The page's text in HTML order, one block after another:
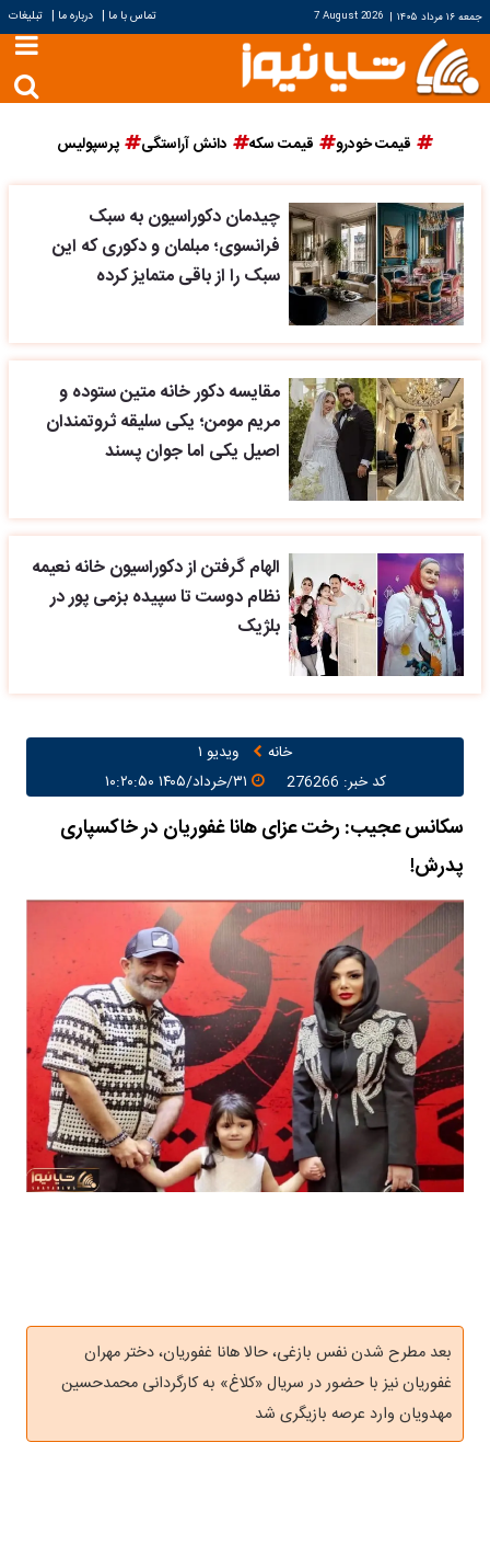
جمعه ۱۶ مرداد ۱۴۰۵ |
7 August 2026 تماس با ما | درباره ما | تبلیغات
قیمت خودرو قیمت سکه دانش آراستگی پرسپولیس
چیدمان دکوراسیون به سبک
فرانسوی؛ مبلمان و دکوری که این
سبک را از باقی متمایز کرده
مقایسه دکور خانه متین ستوده و
مریم مومن؛ یکی سلیقه ثروتمندان
اصیل یکی اما جوان پسند
الهام گرفتن از دکوراسیون خانه نعیمه
نظام دوست تا سپیده بزمی پور در
بلژیک
خانه
ویدیو ۱
کد خبر: 276266
سکانس عجیب: رخت عزای هانا غفوریان در خاکسپاری
پدرش!
بعد مطرح شدن نفس بازغی، حالا هانا غفوریان، دختر مهران
غفوریان نیز با حضور در سریال «کلاغ» به کارگردانی محمدحسین
مهدویان وارد عرصه بازیگری شد